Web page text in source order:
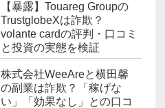
【暴露】Touareg Groupの
TrustglobeXは詐欺？
volante cardの評判・口コミ
と投資の実態を検証
株式会社WeeAreと横田馨
の副業は詐欺？「稼げな
い」「効果なし」との口コ